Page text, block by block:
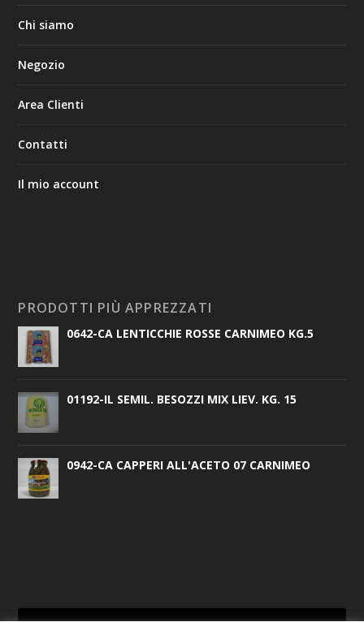
Chi siamo
Negozio
Area Clienti
Contatti
Il mio account
PRODOTTI PIÙ APPREZZATI
0642-CA LENTICCHIE ROSSE CARNIMEO KG.5
01192-IL SEMIL. BESOZZI MIX LIEV. KG. 15
0942-CA CAPPERI ALL'ACETO 07 CARNIMEO